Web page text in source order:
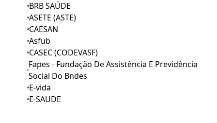
BRB SAÚDE
ASETE (ASTE)
CAESAN
Asfub
CASEC (CODEVASF)
Fapes - Fundação De Assistência E Previdência
Social Do Bndes
E-vida
E-SAUDE